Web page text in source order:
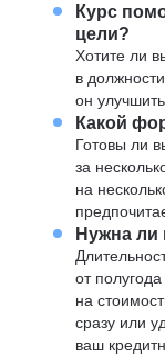
Курс
цели?
Хотите ли
в
он
Какой
Готовы ли
за
на
Нужна ли
от
на
сразу или
ваш